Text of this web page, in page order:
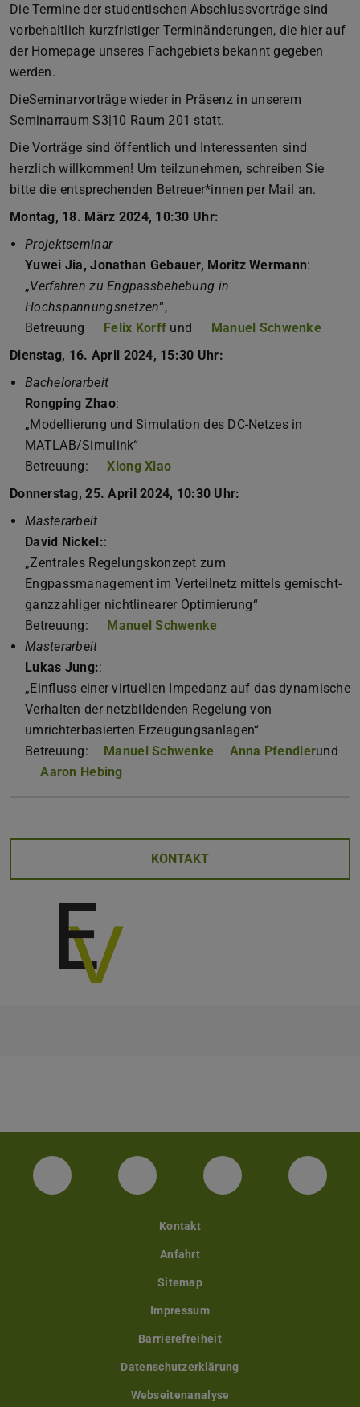
Die Termine der studentischen Abschlussvorträge sind
vorbehaltlich kurzfristiger Terminänderungen, die hier auf
der Homepage unseres Fachgebiets bekannt gegeben
werden.
DieSeminarvorträge wieder in Präsenz in unserem
Seminarraum S3|10 Raum 201 statt.
Die Vorträge sind öffentlich und Interessenten sind
herzlich willkommen! Um teilzunehmen, schreiben Sie
bitte die entsprechenden Betreuer*innen per Mail an.
Montag, 18. März 2024, 10:30 Uhr:
Projektseminar
Yuwei Jia, Jonathan Gebauer, Moritz Wermann:
„Verfahren zu Engpassbehebung in
Hochspannungsnetzen“,
Betreuung
Felix Korff und
Manuel Schwenke
Dienstag, 16. April 2024, 15:30 Uhr:
Bachelorarbeit
Rongping Zhao:
„Modellierung und Simulation des DC-Netzes in
MATLAB/Simulink“
Betreuung:
Xiong Xiao
Donnerstag, 25. April 2024, 10:30 Uhr:
Masterarbeit
David Nickel::
„Zentrales Regelungskonzept zum
Engpassmanagement im Verteilnetz mittels gemischt-
ganzzahliger nichtlinearer Optimierung“
Betreuung:
Manuel Schwenke
Masterarbeit
Lukas Jung::
„Einfluss einer virtuellen Impedanz auf das dynamische
Verhalten der netzbildenden Regelung von
umrichterbasierten Erzeugungsanlagen“
Betreuung:
Manuel Schwenke Anna Pfendlerund
Aaron Hebing
KONTAKT
Facebook Twitter LinkedIn
Kontakt
Anfahrt
Sitemap
Impressum
Barrierefreiheit
Datenschutzerklärung
Webseitenanalyse